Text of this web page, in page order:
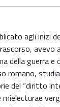
agli inizi
avevo
della guerra e
romano,
del “diritto
mielecturae